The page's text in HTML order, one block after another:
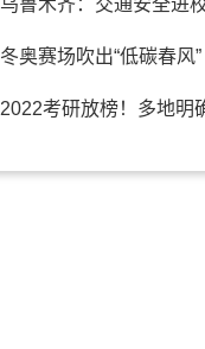
乌鲁木齐：交通安全进
冬奥赛场吹出“低碳春风”
2022考研放榜！多地明